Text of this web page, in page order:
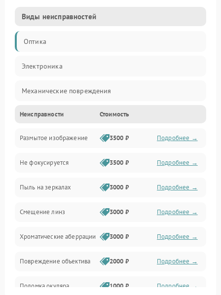
Виды неисправностей
Оптика
Электроника
Механические повреждения
Механика
Электропитание
Наведение
Аксессуары
Неисправности Стоимость
Размытое изображение 3500 ₽ Подробнее →
Не фокусируется 3500 ₽ Подробнее →
Пыль на зеркалах 3000 ₽ Подробнее →
Смещение линз 3000 ₽ Подробнее →
Хроматические аберрации 3000 ₽ Подробнее →
Повреждение объектива 2000 ₽ Подробнее →
Поломка окуляра 1000 ₽ Подробнее →